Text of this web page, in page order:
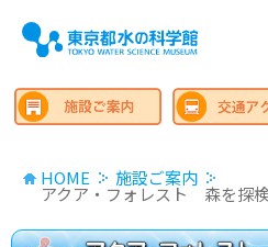
HOME 施設ご案内
アクア・フォレスト 森を探